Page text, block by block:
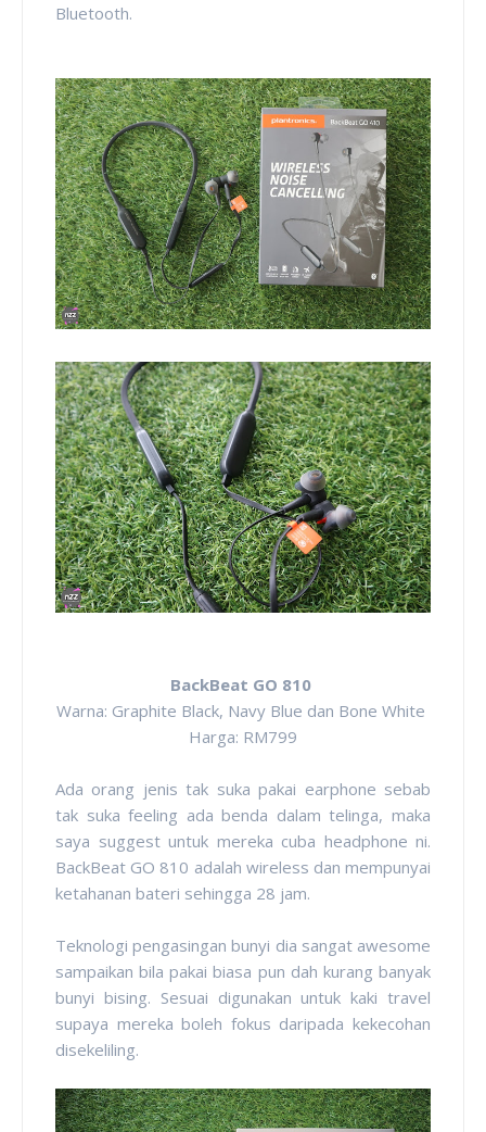
Bluetooth.
BackBeat GO 810
Warna: Graphite Black, Navy Blue dan Bone White
Harga: RM799
Ada orang jenis tak suka pakai earphone sebab
tak suka feeling ada benda dalam telinga, maka
saya suggest untuk mereka cuba headphone ni.
BackBeat GO 810 adalah wireless dan mempunyai
ketahanan bateri sehingga 28 jam.
Teknologi pengasingan bunyi dia sangat awesome
sampaikan bila pakai biasa pun dah kurang banyak
bunyi bising. Sesuai digunakan untuk kaki travel
supaya mereka boleh fokus daripada kekecohan
disekeliling.